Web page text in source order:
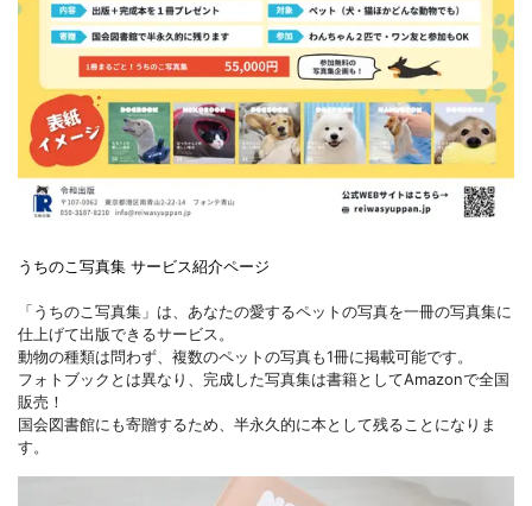
うちのこ写真集 サービス紹介ページ
「うちのこ写真集」は、あなたの愛するペットの写真を一冊の写真集に
仕上げて出版できるサービス。
動物の種類は問わず、複数のペットの写真も1冊に掲載可能です。
フォトブックとは異なり、完成した写真集は書籍としてAmazonで全国
販売！
国会図書館にも寄贈するため、半永久的に本として残ることになりま
す。